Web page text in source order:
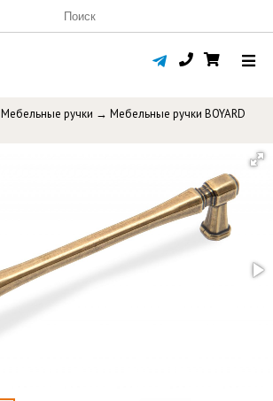
Мебельные ручки → Мебельные ручки BOYARD